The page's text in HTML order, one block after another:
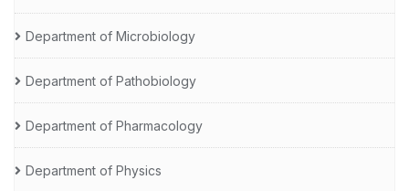
Department of Microbiology
Department of Pathobiology
Department of Pharmacology
Department of Physics